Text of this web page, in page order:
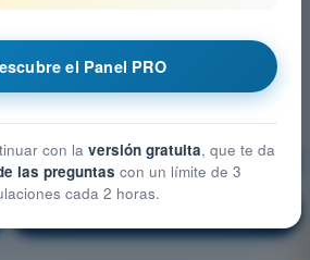
y planificación del vuelo
el Panel PRO
con la versión gratuita, que te da
las preguntas con un límite de 3
cada 2 horas.